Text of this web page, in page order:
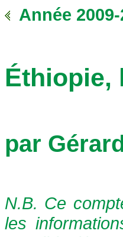
Année
Éthiopie,
par
N.B. Ce
les